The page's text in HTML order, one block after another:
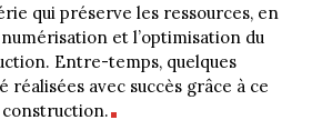
qui préserve les ressources, en
et l’optimisation du
Entre-temps, quelques
avec succès grâce à ce
construction.